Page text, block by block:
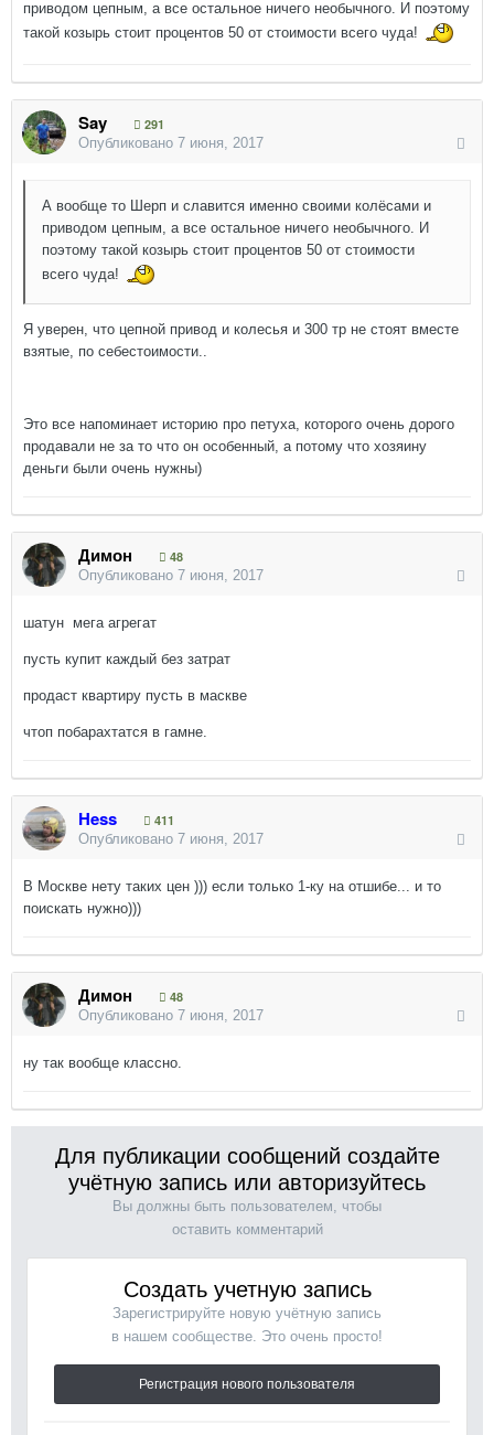
приводом цепным, а все остальное ничего необычного. И поэтому
такой козырь стоит процентов 50 от стоимости всего чуда!
Say
291
Опубликовано 7 июня, 2017
А вообще то Шерп и славится именно своими колёсами и
приводом цепным, а все остальное ничего необычного. И
поэтому такой козырь стоит процентов 50 от стоимости
всего чуда!
Я уверен, что цепной привод и колесья и 300 тр не стоят вместе
взятые, по себестоимости..
Это все напоминает историю про петуха, которого очень дорого
продавали не за то что он особенный, а потому что хозяину
деньги были очень нужны)
Димон
48
Опубликовано 7 июня, 2017
шатун мега агрегат
пусть купит каждый без затрат
продаст квартиру пусть в маскве
чтоп побарахтатся в гамне.
Hess
411
Опубликовано 7 июня, 2017
В Москве нету таких цен ))) если только 1-ку на отшибе... и то
поискать нужно)))
Димон
48
Опубликовано 7 июня, 2017
ну так вообще классно.
Для публикации сообщений создайте
учётную запись или авторизуйтесь
Вы должны быть пользователем, чтобы
оставить комментарий
Создать учетную запись
Зарегистрируйте новую учётную запись
в нашем сообществе. Это очень просто!
Регистрация нового пользователя